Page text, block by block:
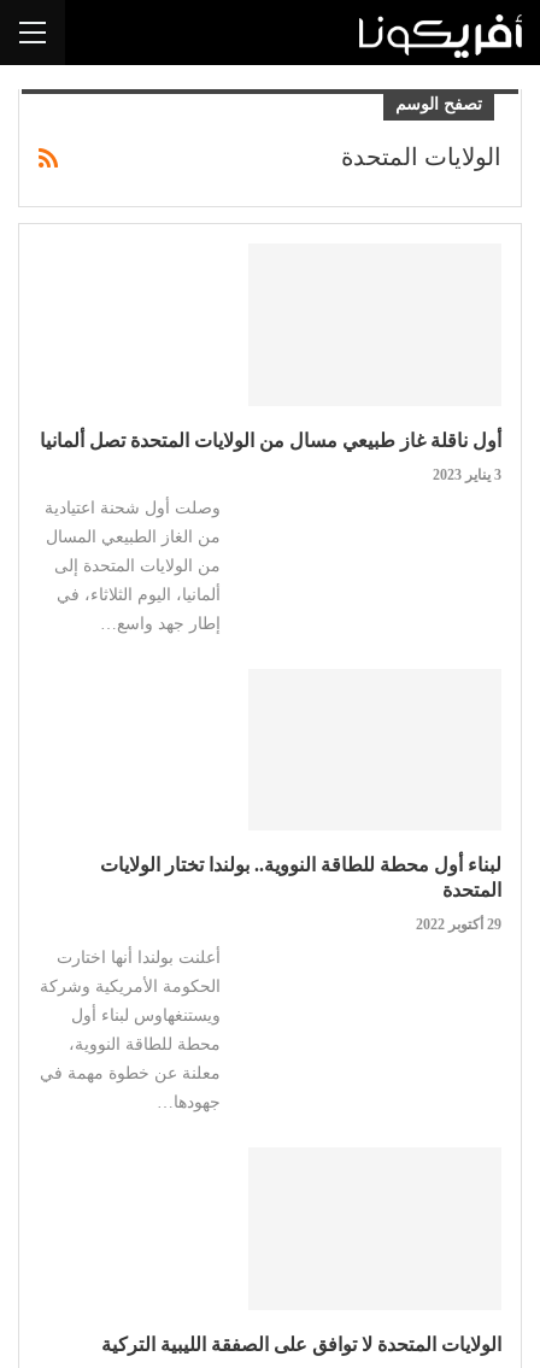
تصفح الوسم
الولايات المتحدة
أول ناقلة غاز طبيعي مسال من الولايات المتحدة تصل ألمانيا
3 يناير 2023
وصلت أول شحنة اعتيادية
من الغاز الطبيعي المسال
من الولايات المتحدة إلى
ألمانيا، اليوم الثلاثاء، في
إطار جهد واسع…
لبناء أول محطة للطاقة النووية.. بولندا تختار الولايات
المتحدة
29 أكتوبر 2022
أعلنت بولندا أنها اختارت
الحكومة الأمريكية وشركة
ويستنغهاوس لبناء أول
محطة للطاقة النووية،
معلنة عن خطوة مهمة في
جهودها…
الولايات المتحدة لا توافق على الصفقة الليبية التركية